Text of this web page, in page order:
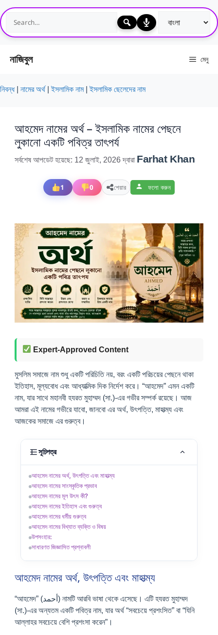
এড়িেয়
লেখায়
যান
নাজিবুল মেনু
নিবন্ধ| নামের অর্থ |ইসলামিক নাম|ইসলামিক ছেলেদের নাম
আহমেদ নামের অর্থ – ইসলামিক নামের পেছনে
লুকানো একটি পবিত্র তাৎপর্য
সর্বশেষ আপডেট হয়েছে: 12 জুলাই, 2026দ্বারা Farhat Khan
1 0 শেয়ার ফলো করুন
Expert-Approved Content
মুসলিম সমাজে নাম শুধু একটি পরিচিতি নয়, বরং একটি পরিচয়ের পেছনে থাকা
ইতিহাস, মূল্যবোধ এবং আধ্যাত্মিক দিক নির্দেশ করে। “আহমেদ” এমন একটি
নাম, যার সাথে মহানবী হযরত মুহাম্মদ (সা.)-এর গভীর সম্পর্ক রয়েছে। আজ
আমরা এই নামের গভীরে যাবো, জানবো এর অর্থ, উৎপত্তি, মাহাত্ম্য এবং
আজকের সমাজে এর গুরুত্ব।
সূচিপত্র
আহমেদ নামের অর্থ, উৎপত্তি এবং মাহাত্ম্য
আহমেদ নামের সাংস্কৃতিক প্রভাব
আহমেদ নামের মূল উৎস কী?
আহমেদ নামের ইতিহাস এবং গুরুত্ব
আহমেদ নামের ধর্মীয় গুরুত্ব
আহমেদ নামের বিখ্যাত ব্যক্তি ও বিষয়
উপসংহার:
সাধারণত জিজ্ঞাসিত প্রশ্নাবলী
আহমেদ নামের অর্থ, উৎপত্তি এবং মাহাত্ম্য
“আহমেদ” (أحمد) নামটি আরবি ভাষা থেকে এসেছে। এটি হযরত মুহাম্মদ
(সা.)-এর অন্যতম একটি পবিত্র নাম, যার অর্থ “সবচেয়ে প্রশংসিত” বা “যিনি
আল্লাহর সবচেয়ে বেশি প্রশংসা করেন”।